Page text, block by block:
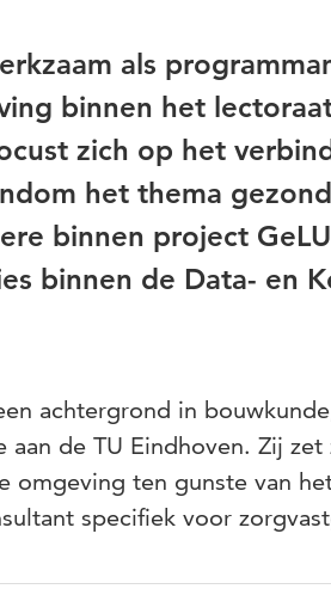
als
binnen het
zich op het
het thema
binnen project
binnen de Data- en
achtergrond in
aan de TU Eindhoven. Zij
omgeving ten gunste van
specifiek voor